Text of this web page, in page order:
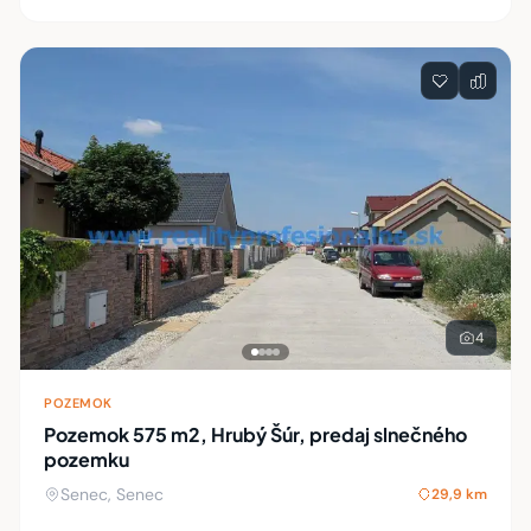
4
POZEMOK
Pozemok 575 m2, Hrubý Šúr, predaj slnečného
pozemku
Senec, Senec 29,9 km